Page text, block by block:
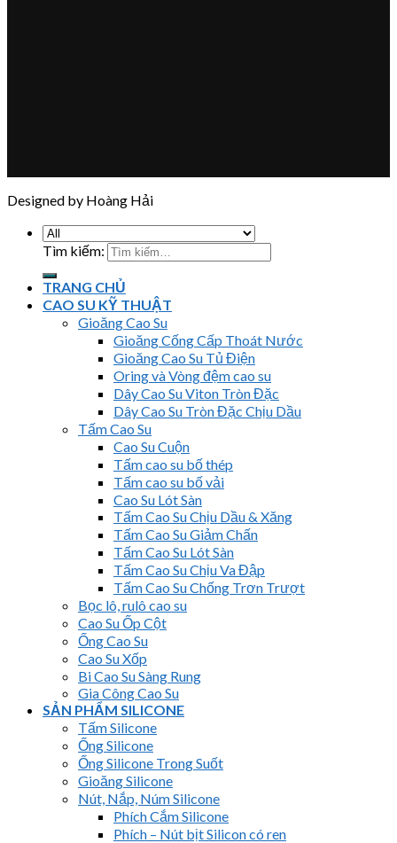
Designed by Hoàng Hải
Tìm kiếm:
TRANG CHỦ
CAO SU KỸ THUẬT
Gioăng Cao Su
Gioăng Cống Cấp Thoát Nước
Gioăng Cao Su Tủ Điện
Oring và Vòng đệm cao su
Dây Cao Su Viton Tròn Đặc
Dây Cao Su Tròn Đặc Chịu Dầu
Tấm Cao Su
Cao Su Cuộn
Tấm cao su bố thép
Tấm cao su bố vải
Cao Su Lót Sàn
Tấm Cao Su Chịu Dầu & Xăng
Tấm Cao Su Giảm Chấn
Tấm Cao Su Lót Sàn
Tấm Cao Su Chịu Va Đập
Tấm Cao Su Chống Trơn Trượt
Bọc lô, rulô cao su
Cao Su Ốp Cột
Ống Cao Su
Cao Su Xốp
Bi Cao Su Sàng Rung
Gia Công Cao Su
SẢN PHẨM SILICONE
Tấm Silicone
Ống Silicone
Ống Silicone Trong Suốt
Gioăng Silicone
Nút, Nắp, Núm Silicone
Phích Cắm Silicone
Phích – Nút bịt Silicon có ren